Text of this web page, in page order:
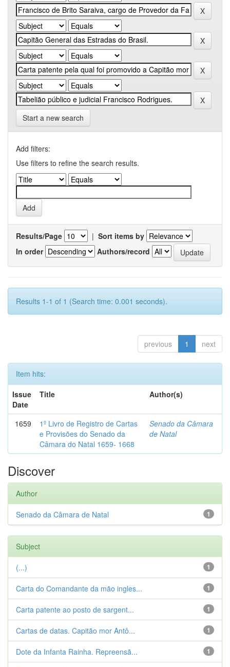
Start a new search
Add filters:
Use filters to refine the search results.
Results/Page | Sort items by
In order
Authors/record
Results 1-1 of 1 (Search time: 0.001 seconds).
previous 1 next
Item hits:
Issue
Date
Title Author(s)
1659
1º Livro de Registro de Cartas
e Provisões do Senado da
Câmara do Natal 1659- 1668
Senado da Câmara
de Natal
Discover
Author
1
Senado da Câmara de Natal
Subject
1
(...)
1
Carta do Comandante da mão ingles...
1
Carta patente ao posto de sargent...
1
Cartas de datas. Capitão mor Antô...
1
Dote da Infanta Rainha. Repreensã...